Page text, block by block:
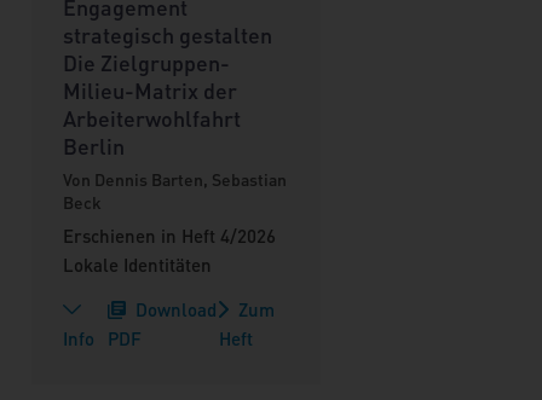
Engagement
strategisch gestalten
Die Zielgruppen-
Milieu-Matrix der
Arbeiterwohlfahrt
Berlin
Von Dennis Barten, Sebastian
Beck
Erschienen in Heft 4/2026
Lokale Identitäten
Info
Download
PDF
Zum
Heft